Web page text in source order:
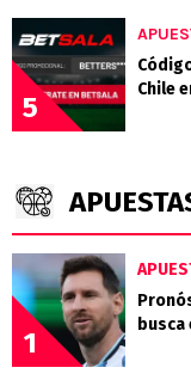
5
Chile
1
busca